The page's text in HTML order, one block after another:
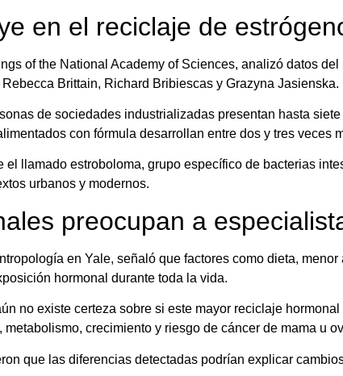
en el reciclaje de
of the National Academy of Sciences, analizó datos
Brittain, Richard Bribiescas y Grazyna Jasienska.
de sociedades industrializadas presentan hasta
con fórmula desarrollan entre dos y tres veces
el llamado estroboloma, grupo específico de bacterias
urbanos y modernos.
preocupan a
en Yale, señaló que factores como dieta,
hormonal durante toda la vida.
no existe certeza sobre si este mayor reciclaje
crecimiento y riesgo de cáncer de mama u
que las diferencias detectadas podrían explicar